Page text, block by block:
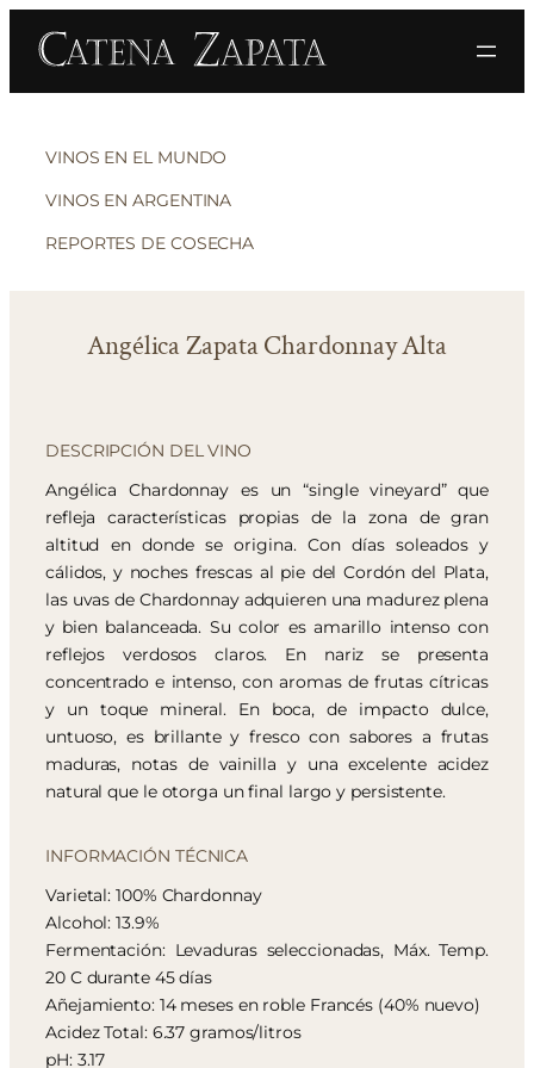
VINOS EN EL MUNDO
VINOS EN ARGENTINA
REPORTES DE COSECHA
Angélica Zapata Chardonnay Alta
DESCRIPCIÓN DEL VINO
Angélica Chardonnay es un “single vineyard” que
refleja características propias de la zona de gran
altitud en donde se origina. Con días soleados y
cálidos, y noches frescas al pie del Cordón del Plata,
las uvas de Chardonnay adquieren una madurez plena
y bien balanceada. Su color es amarillo intenso con
reflejos verdosos claros. En nariz se presenta
concentrado e intenso, con aromas de frutas cítricas
y un toque mineral. En boca, de impacto dulce,
untuoso, es brillante y fresco con sabores a frutas
maduras, notas de vainilla y una excelente acidez
natural que le otorga un final largo y persistente.
INFORMACIÓN TÉCNICA
Varietal: 100% Chardonnay
Alcohol: 13.9%
Fermentación: Levaduras seleccionadas, Máx. Temp.
20 C durante 45 días
Añejamiento: 14 meses en roble Francés (40% nuevo)
Acidez Total: 6.37 gramos/litros
pH: 3.17